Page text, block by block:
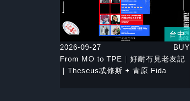
台中
2026-09-27
BUY
From MO to TPE｜好耐冇見老友記
｜Theseus忒修斯 + 青原 Fida